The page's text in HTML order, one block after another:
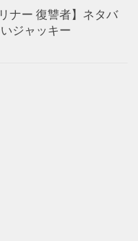
ナー 復讐者】ネタバ
ジャッキー